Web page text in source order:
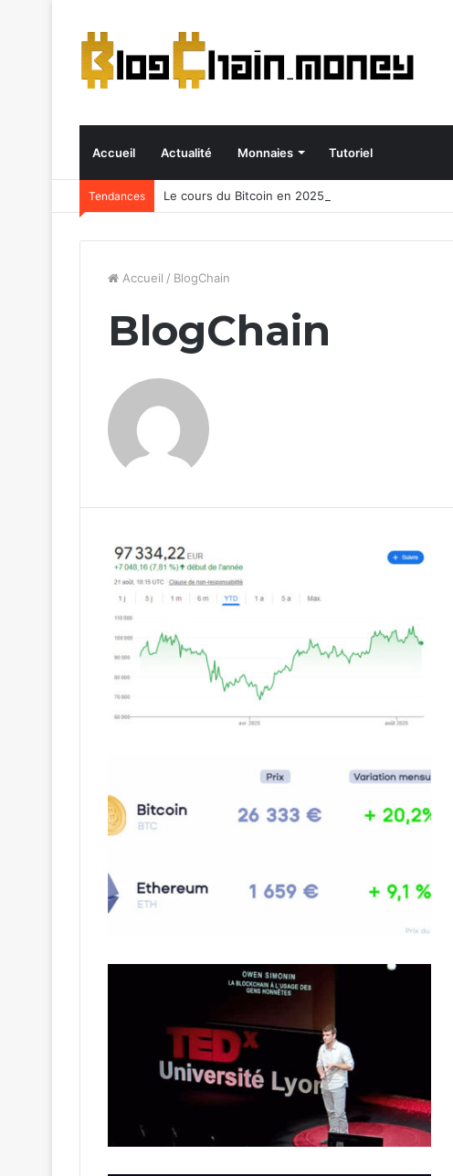
Accueil Actualité Monnaies Tutoriel
Tendances Le cours du Bitcoin en 2025
Accueil / BlogChain
BlogChain